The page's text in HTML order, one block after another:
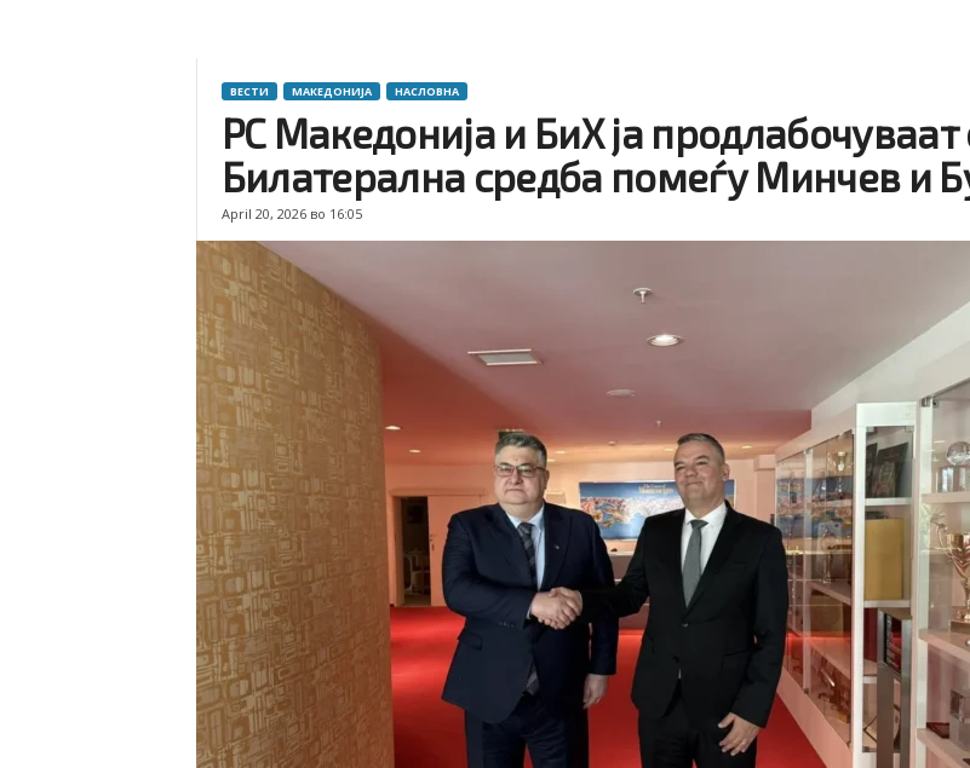
ВЕСТИ МАКЕДОНИЈА НАСЛОВНА
РС Македонија и БиХ ја продлабочуваат
Билатерална средба помеѓу Минчев и
April 20, 2026 во 16:05